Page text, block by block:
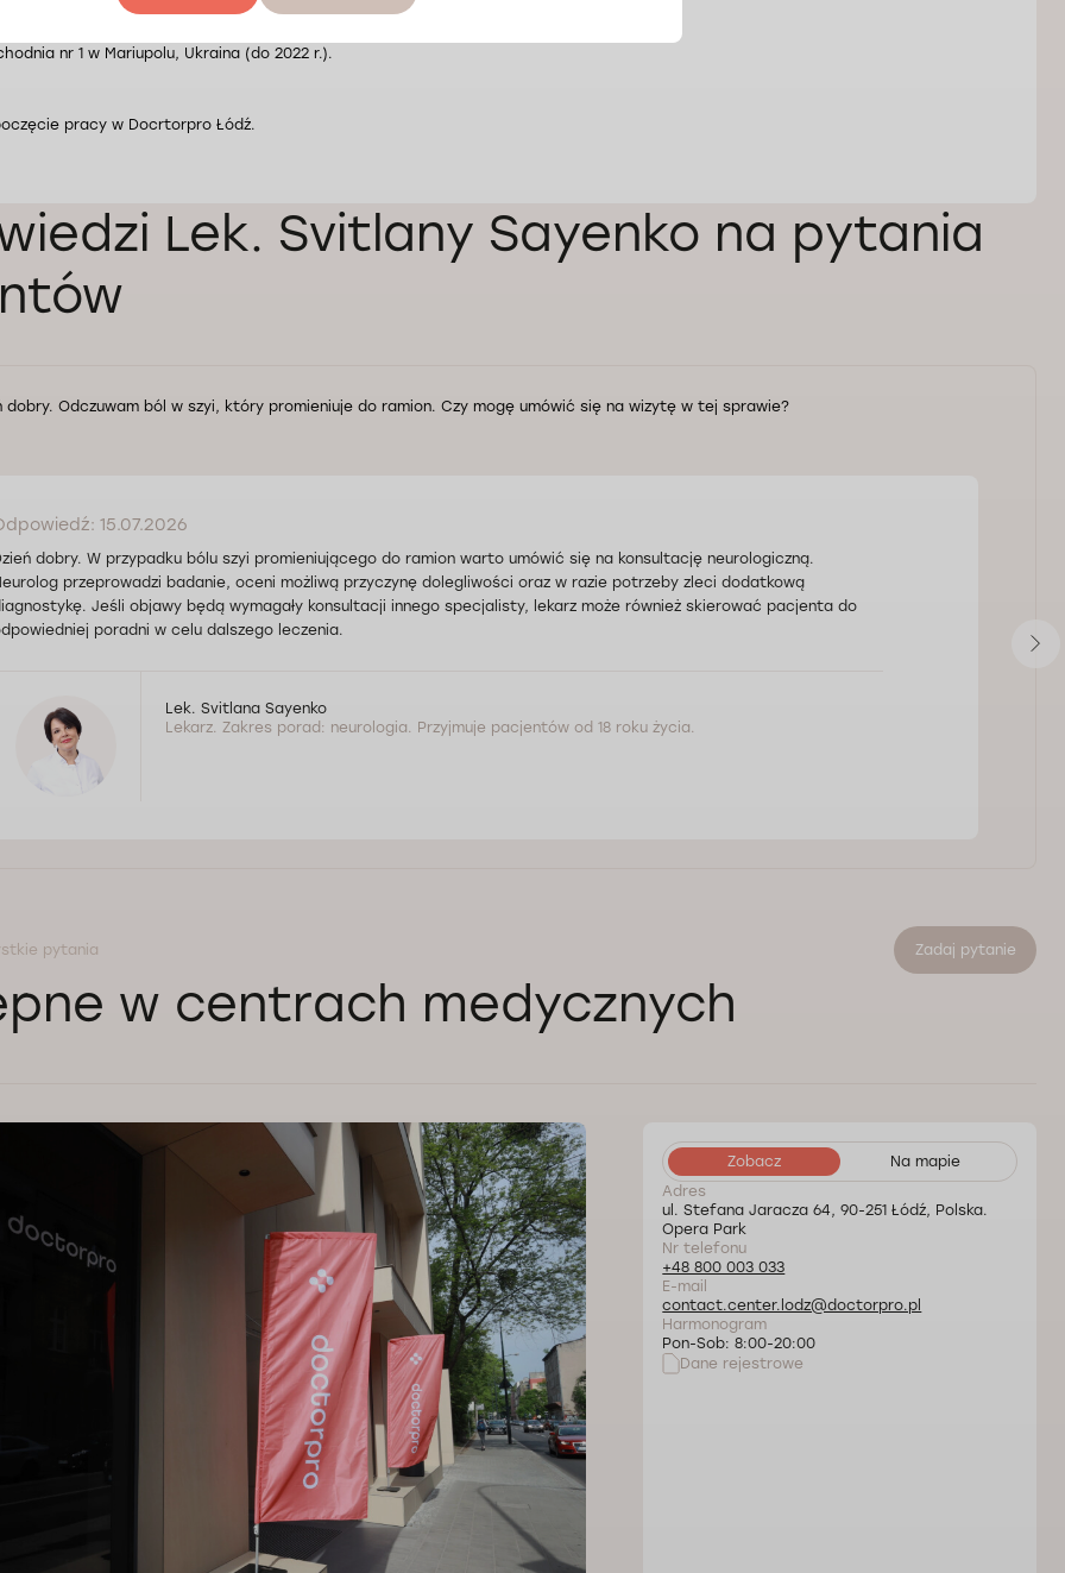
nr 1 w Mariupolu, Ukraina (do 2022 r.).
pracy w Docrtorpro Łódź.
Lek. Svitlany Sayenko na pytania
dobry. Odczuwam ból w szyi, który promieniuje do ramion. Czy mogę umówić się na wizytę w tej sprawie?
15.07.2026
dobry. W przypadku bólu szyi promieniującego do ramion warto umówić się na konsultację neurologiczną.
przeprowadzi badanie, oceni możliwą przyczynę dolegliwości oraz w razie potrzeby zleci dodatkową
Jeśli objawy będą wymagały konsultacji innego specjalisty, lekarz może również skierować pacjenta do
poradni w celu dalszego leczenia.
Lek. Svitlana Sayenko
Lekarz. Zakres porad: neurologia. Przyjmuje pacjentów od 18 roku życia.
pytania Zadaj pytanie
w centrach medycznych
Zobacz
Na mapie
Adres
ul. Stefana Jaracza 64, 90-251 Łódź, Polska.
Opera Park
Nr telefonu
+48 800 003 033
E-mail
contact.center.lodz@doctorpro.pl
Harmonogram
Pon-Sob: 8:00-20:00
Dane rejestrowe